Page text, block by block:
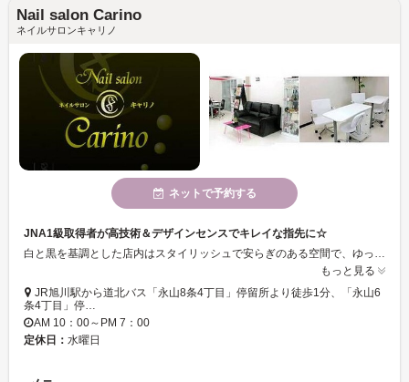
Nail salon Carino
ネイルサロンキャリノ
ネットで予約する
JNA1級取得者が高技術＆デザインセンスでキレイな指先に☆
白と黒を基調とした店内はスタイリッシュで安らぎのある空間で、ゆっくりと過ごせます♪ハイセンスで多彩なカラーのネイルアートが楽しめます♪薄い爪や巻爪などお悩みの方も気軽に相談できます☆
もっと見る
JR旭川駅から道北バス「永山8条4丁目」停留所より徒歩1分、「永山6
条4丁目」停…
AM 10：00～PM 7：00
定休日： 水曜日